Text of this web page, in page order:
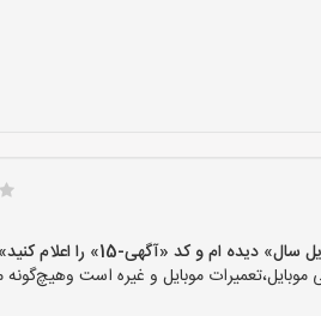
و کد «آگهی-15» را اعلام کنید»
موبایل و غیره است